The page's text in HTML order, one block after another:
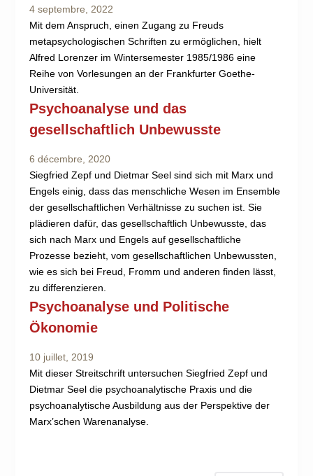
4 septembre, 2022
Mit dem Anspruch, einen Zugang zu Freuds
metapsychologischen Schriften zu ermöglichen, hielt
Alfred Lorenzer im Wintersemester 1985/1986 eine
Reihe von Vorlesungen an der Frankfurter Goethe-
Universität.
Psychoanalyse und das
gesellschaftlich Unbewusste
6 décembre, 2020
Siegfried Zepf und Dietmar Seel sind sich mit Marx und
Engels einig, dass das menschliche Wesen im Ensemble
der gesellschaftlichen Verhältnisse zu suchen ist. Sie
plädieren dafür, das gesellschaftlich Unbewusste, das
sich nach Marx und Engels auf gesellschaftliche
Prozesse bezieht, vom gesellschaftlichen Unbewussten,
wie es sich bei Freud, Fromm und anderen finden lässt,
zu differenzieren.
Psychoanalyse und Politische
Ökonomie
10 juillet, 2019
Mit dieser Streitschrift untersuchen Siegfried Zepf und
Dietmar Seel die psychoanalytische Praxis und die
psychoanalytische Ausbildung aus der Perspektive der
Marx’schen Warenanalyse.